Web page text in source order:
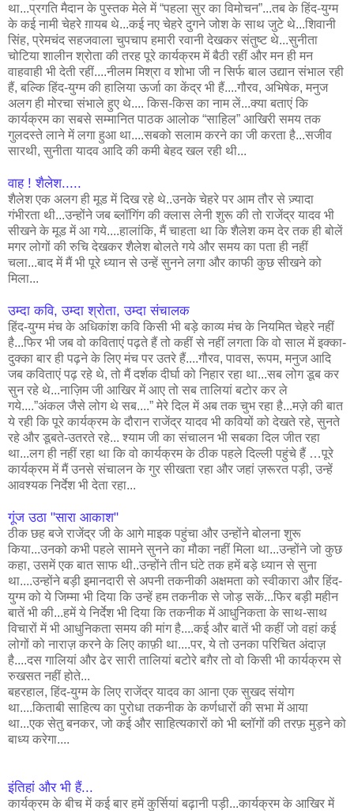
था...प्रगति मैदान के पुस्तक मेले में “पहला सुर का विमोचन”...तब के हिंद-युग्म
के कई नामी चेहरे ग़ायब थे...कई नए चेहरे दुगने जोश के साथ जुटे थे...शिवानी
सिंह, प्रेमचंद सहजवाला चुपचाप हमारी रवानी देखकर संतुष्ट थे...सुनीता
चोटिया शालीन श्रोता की तरह पूरे कार्यक्रम में बैठी रहीं और मन ही मन
वाहवाही भी देती रहीं....नीलम मिश्रा व शोभा जी न सिर्फ बाल उद्यान संभाल रही
हैं, बल्कि हिंद-युग्म की हालिया ऊर्जा का केंद्र भी हैं....गौरव, अभिषेक, मनुज
अलग ही मोरचा संभाले हुए थे.... किस-किस का नाम लें...क्या बताएं कि
कार्यक्रम का सबसे सम्मानित पाठक आलोक “साहिल” आखिरी समय तक
गुलदस्ते लाने में लगा हुआ था....सबको सलाम करने का जी करता है...सजीव
सारथी, सुनीता यादव आदि की कमी बेहद खल रही थी...
वाह ! शैलेश.....
शैलेश एक अलग ही मूड में दिख रहे थे..उनके चेहरे पर आम तौर से ज़्यादा
गंभीरता थी...उन्होंने जब ब्लॉगिंग की क्लास लेनी शुरू की तो राजेंद्र यादव भी
सीखने के मूड में आ गये....हालांकि, मैं चाहता था कि शैलेश कम देर तक ही बोलें
मगर लोगों की रुचि देखकर शैलेश बोलते गये और समय का पता ही नहीं
चला...बाद में मैं भी पूरे ध्यान से उन्हें सुनने लगा और काफी कुछ सीखने को
मिला...
उम्दा कवि, उम्दा श्रोता, उम्दा संचालक
हिंद-युग्म मंच के अधिकांश कवि किसी भी बड़े काव्य मंच के नियमित चेहरे नहीं
है...फिर भी जब वो कविताएं पढ़ते हैं तो कहीं से नहीं लगता कि वो साल में इक्का-
दुक्का बार ही पढ़ने के लिए मंच पर उतरे हैं....गौरव, पावस, रूपम, मनुज आदि
जब कविताएं पढ़ रहे थे, तो मैं दर्शक दीर्घा को निहार रहा था...सब लोग डूब कर
सुन रहे थे...नाज़िम जी आखिर में आए तो सब तालियां बटोर कर ले
गये....”अंकल जैसे लोग थे सब....” मेरे दिल में अब तक चुभ रहा है...मज़े की बात
ये रही कि पूरे कार्यक्रम के दौरान राजेंद्र यादव भी कवियों को देखते रहे, सुनते
रहे और डूबते-उतरते रहे... श्याम जी का संचालन भी सबका दिल जीत रहा
था...लग ही नहीं रहा था कि वो कार्यक्रम के ठीक पहले दिल्ली पहुंचे हैं …पूरे
कार्यक्रम में मैं उनसे संचालन के गुर सीखता रहा और जहां ज़रूरत पड़ी, उन्हें
आवश्यक निर्देश भी देता रहा...
गूंज उठा "सारा आकाश"
ठीक छह बजे राजेंद्र जी के आगे माइक पहुंचा और उन्होंने बोलना शुरू
किया...उनको कभी पहले सामने सुनने का मौका नहीं मिला था...उन्होंने जो कुछ
कहा, उसमें एक बात साफ थी..उन्होंने तीन घंटे तक हमें बड़े ध्यान से सुना
था....उन्होंने बड़ी इमानदारी से अपनी तकनीकी अक्षमता को स्वीकारा और हिंद-
युग्म को ये जिम्मा भी दिया कि उन्हें हम तकनीक से जोड़ सकें...फिर बड़ी महीन
बातें भी की...हमें ये निर्देश भी दिया कि तकनीक में आधुनिकता के साथ-साथ
विचारों में भी आधुनिकता समय की मांग है....कई और बातें भी कहीं जो वहां कई
लोगों को नाराज़ करने के लिए काफ़ी था....पर, ये तो उनका परिचित अंदाज़
है....दस गालियां और ढेर सारी तालियां बटोरे बग़ैर तो वो किसी भी कार्यक्रम से
रुखसत नहीं होते...
बहरहाल, हिंद-युग्म के लिए राजेंद्र यादव का आना एक सुखद संयोग
था....किताबी साहित्य का पुरोधा तकनीक के कर्णधारों की सभा में आया
था...एक सेतु बनकर, जो कई और साहित्यकारों को भी ब्लॉगों की तरफ़ मुड़ने को
बाध्य करेगा....
इंतिहां और भी हैं...
कार्यक्रम के बीच में कई बार हमें कुर्सियां बढ़ानी पड़ी...कार्यक्रम के आखिर में